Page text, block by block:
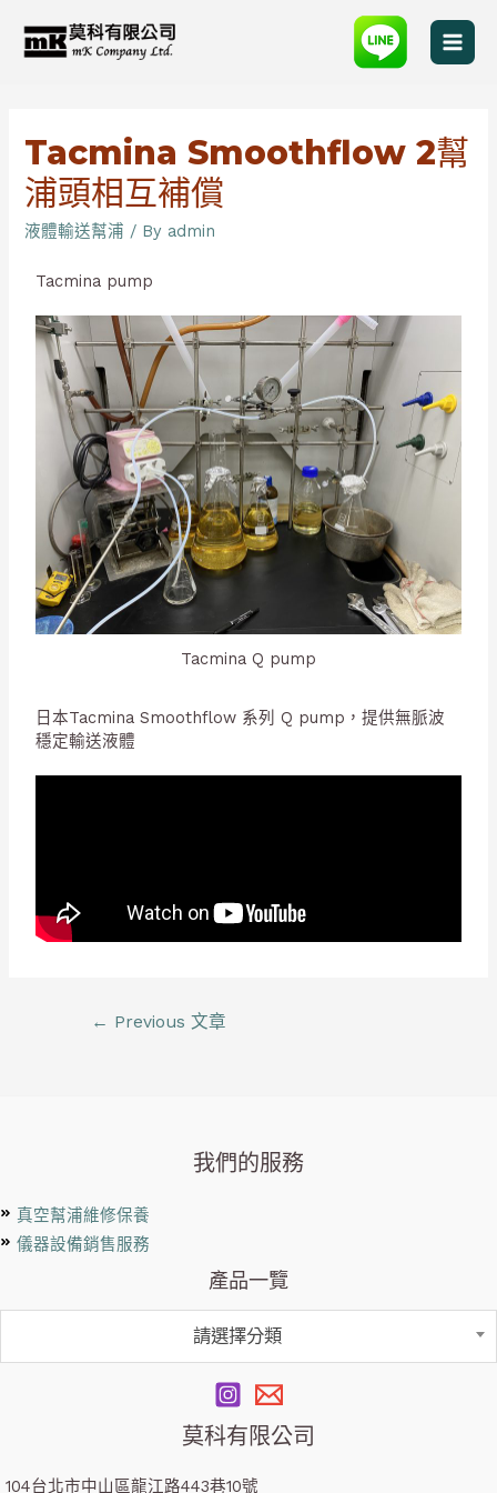
Tacmina Smoothflow 2幫
浦頭相互補償
液體輸送幫浦 / By admin
Tacmina pump
Tacmina Q pump
日本Tacmina Smoothflow 系列 Q pump，提供無脈波
穩定輸送液體
← Previous 文章
我們的服務
真空幫浦維修保養
儀器設備銷售服務
產品一覽
請選擇分類
莫科有限公司
104台北市中山區龍江路443巷10號